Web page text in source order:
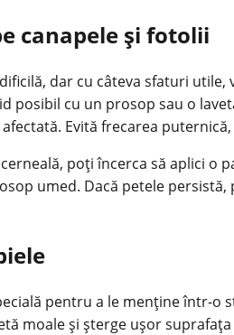
canapele și fotolii
dar cu câteva sfaturi
posibil cu un prosop sau o
Evită frecarea
poți încerca să aplici o
umed. Dacă petele
pentru a le menține într-
moale și șterge ușor